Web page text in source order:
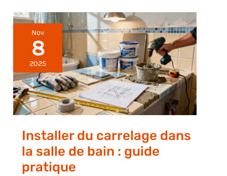
Nov
8
2025
Installer du carrelage dans
la salle de bain : guide
pratique